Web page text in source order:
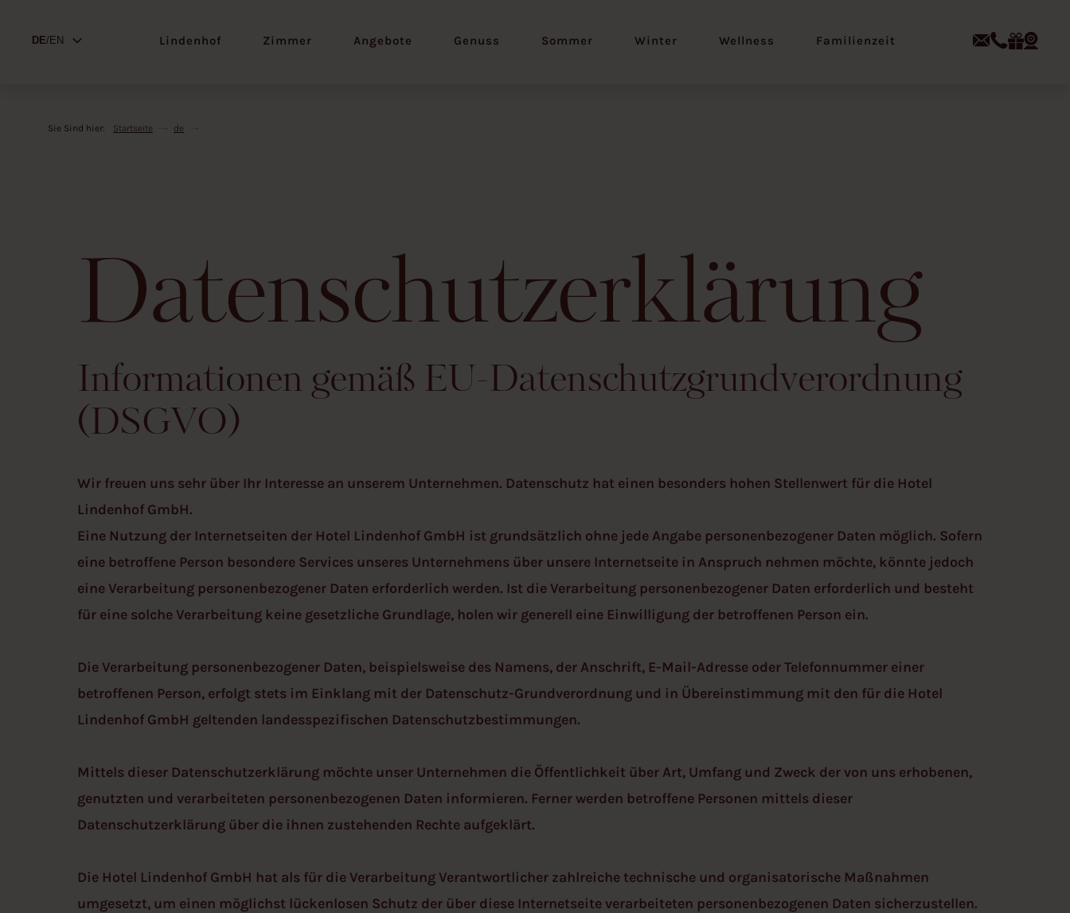
DE/EN Lindenhof Zimmer Angebote Genuss Sommer Winter Wellness Familienzeit
Sie Sind hier: Startseite de
Datenschutzerklärung
Informationen gemäß EU-Datenschutzgrundverordnung
(DSGVO)
Wir freuen uns sehr über Ihr Interesse an unserem Unternehmen. Datenschutz hat einen besonders hohen Stellenwert für die Hotel
Lindenhof GmbH.
Eine Nutzung der Internetseiten der Hotel Lindenhof GmbH ist grundsätzlich ohne jede Angabe personenbezogener Daten möglich. Sofern
eine betroffene Person besondere Services unseres Unternehmens über unsere Internetseite in Anspruch nehmen möchte, könnte jedoch
eine Verarbeitung personenbezogener Daten erforderlich werden. Ist die Verarbeitung personenbezogener Daten erforderlich und besteht
für eine solche Verarbeitung keine gesetzliche Grundlage, holen wir generell eine Einwilligung der betroffenen Person ein.
Die Verarbeitung personenbezogener Daten, beispielsweise des Namens, der Anschrift, E-Mail-Adresse oder Telefonnummer einer
betroffenen Person, erfolgt stets im Einklang mit der Datenschutz-Grundverordnung und in Übereinstimmung mit den für die Hotel
Lindenhof GmbH geltenden landesspezifischen Datenschutzbestimmungen.
Mittels dieser Datenschutzerklärung möchte unser Unternehmen die Öffentlichkeit über Art, Umfang und Zweck der von uns erhobenen,
genutzten und verarbeiteten personenbezogenen Daten informieren. Ferner werden betroffene Personen mittels dieser
Datenschutzerklärung über die ihnen zustehenden Rechte aufgeklärt.
Die Hotel Lindenhof GmbH hat als für die Verarbeitung Verantwortlicher zahlreiche technische und organisatorische Maßnahmen
umgesetzt, um einen möglichst lückenlosen Schutz der über diese Internetseite verarbeiteten personenbezogenen Daten sicherzustellen.